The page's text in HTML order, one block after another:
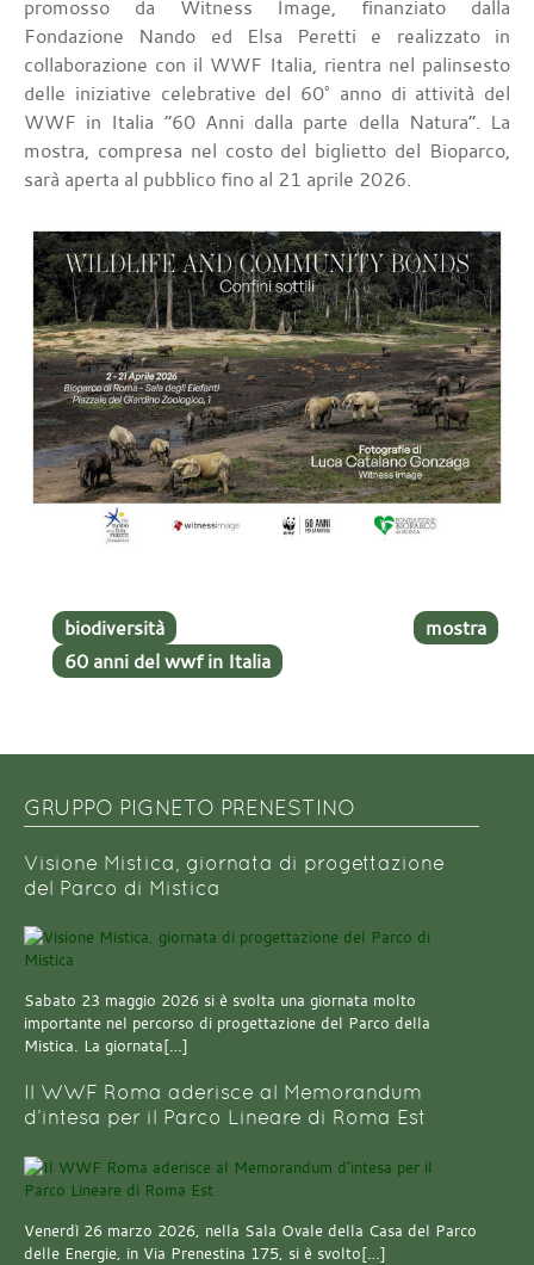
promosso da Witness Image, finanziato dalla
Fondazione Nando ed Elsa Peretti e realizzato in
collaborazione con il WWF Italia, rientra nel palinsesto
delle iniziative celebrative del 60° anno di attività del
WWF in Italia “60 Anni dalla parte della Natura”. La
mostra, compresa nel costo del biglietto del Bioparco,
sarà aperta al pubblico fino al 21 aprile 2026.
biodiversità
mostra
60 anni del wwf in Italia
GRUPPO PIGNETO PRENESTINO
Visione Mistica, giornata di progettazione
del Parco di Mistica
Sabato 23 maggio 2026 si è svolta una giornata molto
importante nel percorso di progettazione del Parco della
Mistica. La giornata[…]
Il WWF Roma aderisce al Memorandum
d’intesa per il Parco Lineare di Roma Est
Venerdì 26 marzo 2026, nella Sala Ovale della Casa del Parco
delle Energie, in Via Prenestina 175, si è svolto[…]